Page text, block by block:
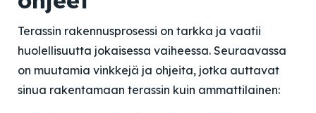
Terassin rakennusprosessi on tarkka ja vaatii
huolellisuutta jokaisessa vaiheessa. Seuraavassa
on muutamia vinkkejä ja ohjeita, jotka auttavat
sinua rakentamaan terassin kuin ammattilainen: